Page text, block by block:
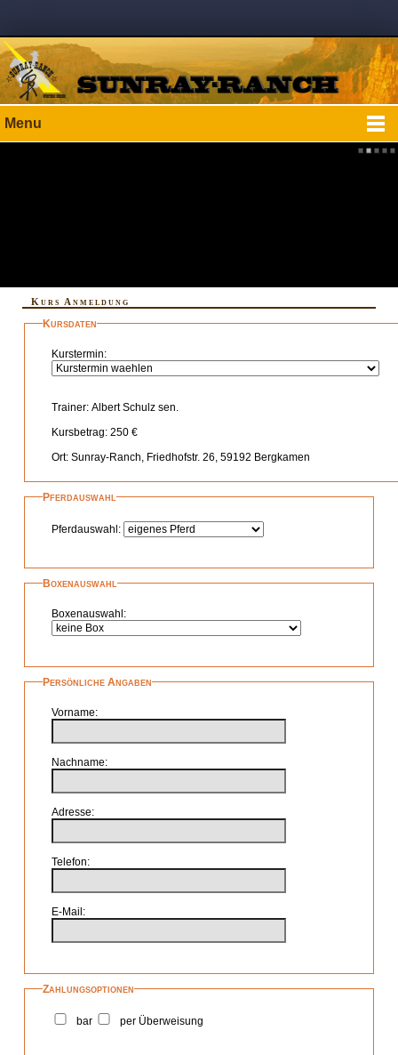
Menu
Kurs Anmeldung
Kursdaten
Kurstermin
Trainer Albert Schulz sen.
Kursbetrag 250 €
Ort Sunray-Ranch, Friedhofstr. 26, 59192 Bergkamen
Pferdauswahl
Pferdauswahl
Boxenauswahl
Boxenauswahl
Persönliche Angaben
Vorname
Nachname
Adresse
Telefon
E-Mail
Zahlungsoptionen
bar per Überweisung